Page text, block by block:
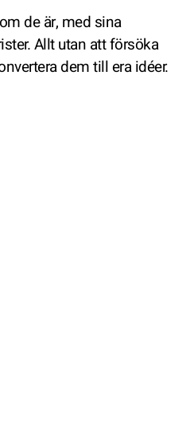
de är, med sina
Allt utan att försöka
dem till era idéer.